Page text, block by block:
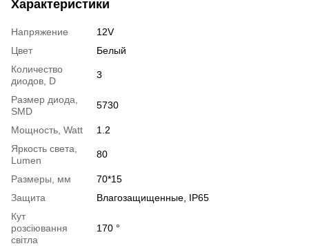
Характеристики
Напряжение
12V
Цвет
Белый
Количество
диодов, D
3
Размер диода,
SMD
5730
Мощность, Watt
1.2
Яркость света,
Lumen
80
Размеры, мм
70*15
Защита
Влагозащищенные, IP65
Кут
розсіювання
світла
170 °